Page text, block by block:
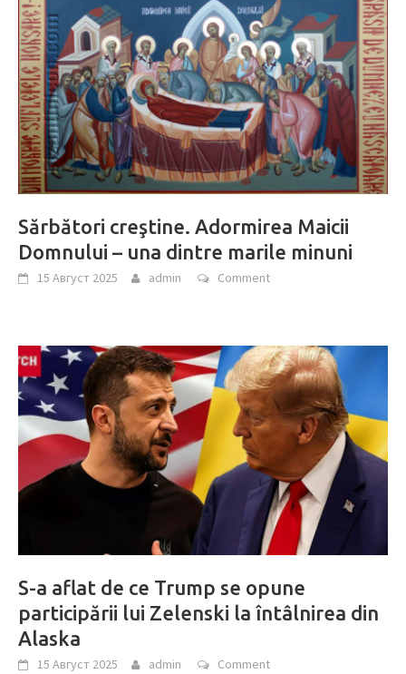
Sărbători creştine. Adormirea Maicii
Domnului – una dintre marile minuni
15 Август 2025 admin Comment
S-a aflat de ce Trump se opune
participării lui Zelenski la întâlnirea din
Alaska
15 Август 2025 admin Comment